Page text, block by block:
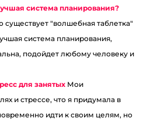
система планирования?
существует "волшебная таблетка"
система планирования,
подойдет любому человеку и
для занятых Мои
и стрессе, что я придумала в
идти к своим целям, но